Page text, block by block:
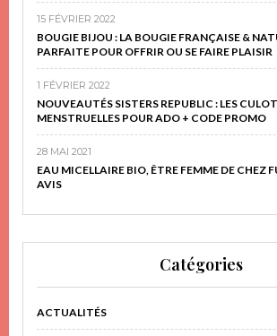
15 FÉVRIER 2022
BOUGIE BIJOU : LA BOUGIE FRANÇAISE &
PARFAITE POUR OFFRIR OU SE FAIRE PLAISIR
1 FÉVRIER 2022
NOUVEAUTÉS SISTERS REPUBLIC : LES
MENSTRUELLES POUR ADO + CODE PROMO
28 MAI 2021
EAU MICELLAIRE BIO, ÊTRE FEMME DE CHEZ
AVIS
Catégories
ACTUALITÉS